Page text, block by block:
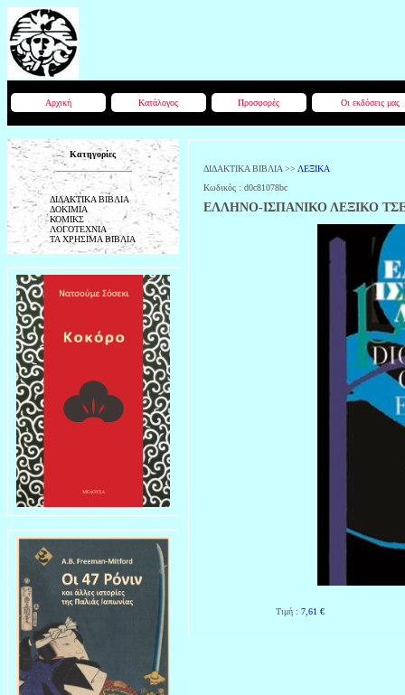
Αρχική Κατάλογος Προσφορές Οι εκδόσεις μας
Κατηγορίες
ΔΙΔΑΚΤΙΚΑ ΒΙΒΛΙΑ
ΔΟΚΙΜΙΑ
ΚΟΜΙΚΣ
ΛΟΓΟΤΕΧΝΙΑ
ΤΑ ΧΡΗΣΙΜΑ ΒΙΒΛΙΑ
ΔΙΔΑΚΤΙΚΑ ΒΙΒΛΙΑ >> ΛΕΞΙΚΑ
Κωδικός : d0c81078bc
ΕΛΛΗΝΟ-ΙΣΠΑΝΙΚΟ ΛΕΞΙΚΟ
Τιμή : 7,61 €